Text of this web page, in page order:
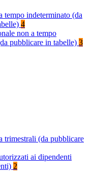
tempo indeterminato (da
4
non a tempo
pubblicare in tabelle) 3
trimestrali (da pubblicare
ai dipendenti
2